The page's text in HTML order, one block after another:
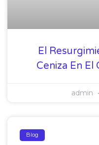
El
Ceniza En El
admin
Blog